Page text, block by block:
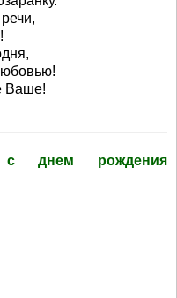
Ваше!
с днем рождения